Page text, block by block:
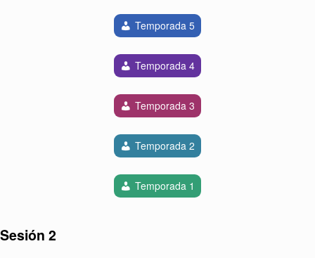
Temporada 5
Temporada 4
Temporada 3
Temporada 2
Temporada 1
Sesión 2